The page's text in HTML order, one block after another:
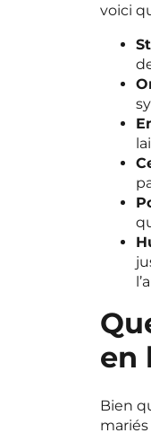
voici
en
Bien